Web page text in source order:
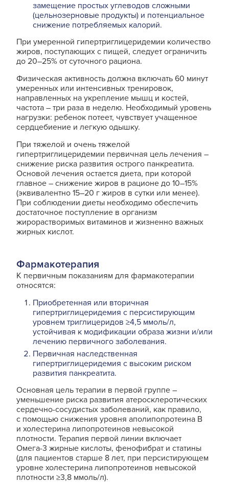
замещение простых углеводов сложными
(цельнозерновые продукты) и потенциальное
снижение потребляемых калорий.
При умеренной гипертриглицеридемии количество
жиров, поступающих с пищей, следует ограничить
до 20–25% от суточного рациона.
Физическая активность должна включать 60 минут
умеренных или интенсивных тренировок,
направленных на укрепление мышц и костей,
частота ― три раза в неделю. Необходимый уровень
нагрузки: ребенок потеет, чувствует учащенное
сердцебиение и легкую одышку.
При тяжелой и очень тяжелой
гипертриглицеридемии первичная цель лечения ―
снижение риска развития острого панкреатита.
Основой лечения остается диета, при которой
главное ― снижение жиров в рационе до 10–15%
(эквивалентно 15–20 г жиров в сутки или менее).
При соблюдении диеты необходимо обеспечить
достаточное поступление в организм
жирорастворимых витаминов и жизненно важных
жирных кислот.
Фармакотерапия
К первичным показаниям для фармакотерапии
относятся:
Приобретенная или вторичная
гипертриглицеридемия с персистирующим
уровнем триглицеридов ≥4,5 ммоль/л,
устойчивая к модификации образа жизни и/или
лечению первичного заболевания.
Первичная наследственная
гипертриглицеридемия с высоким риском
развития панкреатита.
Основная цель терапии в первой группе ―
уменьшение риска развития атеросклеротических
сердечно-сосудистых заболеваний, как правило,
с помощью снижения уровня аполипопротеина В
и холестерина липопротеинов невысокой
плотности. Терапия первой линии включает
Омега-3 жирные кислоты, фенофибрат и статины
(для пациентов старше 8 лет, при персистирующем
уровне холестерина липопротеинов невысокой
плотности ≥3,8 ммоль/л).